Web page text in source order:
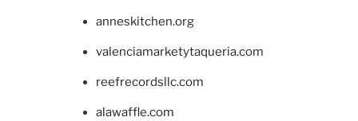
anneskitchen.org
valenciamarketytaqueria.com
reefrecordsllc.com
alawaffle.com